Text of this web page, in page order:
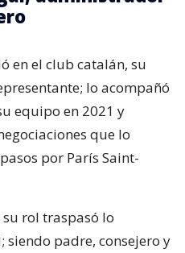
en el club catalán, su
lo acompañó
equipo en 2021 y
que lo
por París Saint-
rol traspasó lo
padre, consejero y